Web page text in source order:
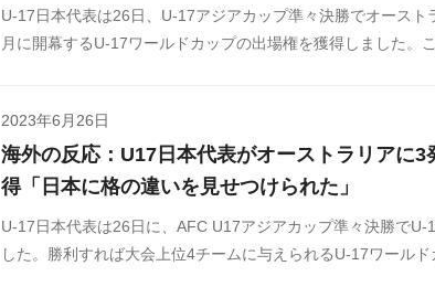
U-17日本代表は26日、U-17アジアカップ準々決勝でオースト
月に開幕するU-17ワールドカップの出場権を獲得しました。
2023年6月26日
海外の反応：U17日本代表がオーストラリアに
得「日本に格の違いを見せつけられた」
U-17日本代表は26日に、AFC U17アジアカップ準々決勝でU-
した。勝利すれば大会上位4チームに与えられるU-17ワールド